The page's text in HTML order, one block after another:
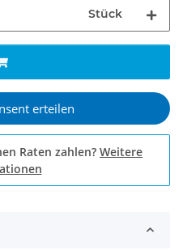
Stück
erteilen
Raten zahlen? Weitere